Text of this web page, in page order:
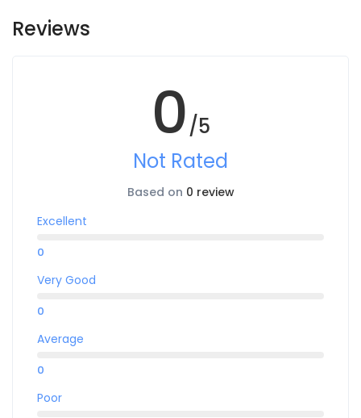
Reviews
0/5
Not Rated
Based on 0 review
Excellent
0
Very Good
0
Average
0
Poor